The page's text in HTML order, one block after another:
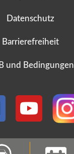
Datenschutz
Barrierefreiheit
und Bedingungen